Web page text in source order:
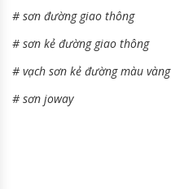
# sơn đường giao thông
# sơn kẻ đường giao thông
# vạch sơn kẻ đường màu vàng
# sơn joway